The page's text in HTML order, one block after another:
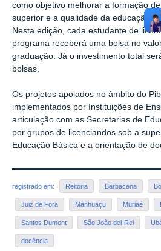
como objetivo melhorar a formação
superior e a qualidade da educação
Nesta edição, cada estudante de
programa receberá uma bolsa no
graduação. Já o investimento total
bolsas.
Os projetos apoiados no âmbito do
implementados por Instituições de
articulação com as Secretarias de
por grupos de licenciandos sob a
Educação Básica e a orientação de
registrado em: Reitoria Barbacena
Juiz de Fora Manhuaçu Muriaé
Santos Dumont São João del-Rei
docência